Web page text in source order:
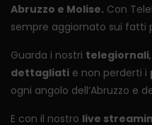
Abruzzo e Molise. Con
sempre aggiornato sui fatti
Guarda i nostri telegiornali
dettagliati e non perderti i
ogni angolo dell’Abruzzo e
E con il nostro live